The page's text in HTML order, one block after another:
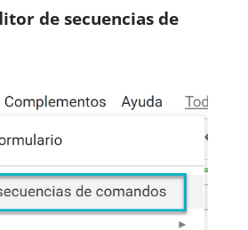
de secuencias de